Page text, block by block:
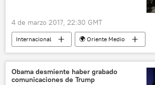
4 de marzo 2017, 22:30 GMT
Internacional
🌍 Oriente Medio
Palestina
Belén
Banksy
hotel
noticias
Obama desmiente haber grabado
comunicaciones de Trump